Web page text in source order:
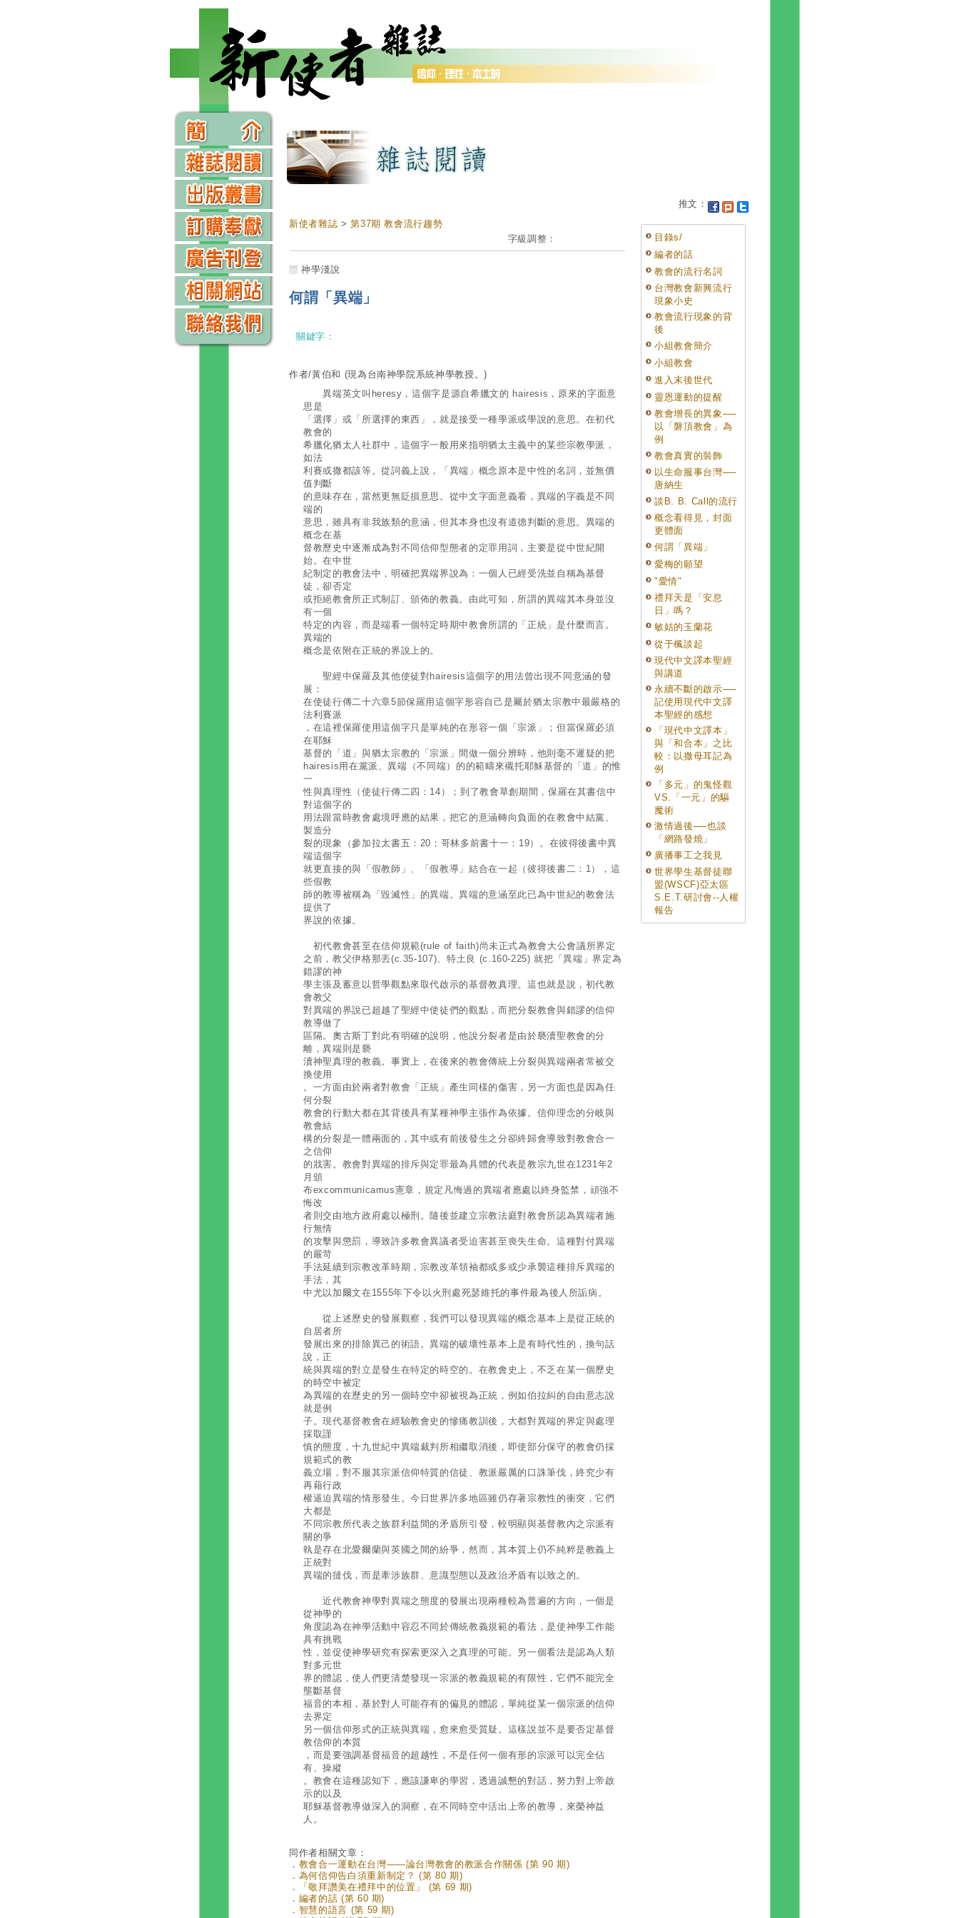
推文：
新使者雜誌 >第37期 教會流行趨勢
字級調整：
神學淺說
何謂「異端」
關鍵字：
作者/黃伯和 (現為台南神學院系統神學教授。)
異端英文叫heresy，這個字是源自希臘文的 hairesis，原來的字面意
思是
「選擇」或「所選擇的東西」，就是接受一種學派或學說的意思。在初代
教會的
希臘化猶太人社群中，這個字一般用來指明猶太主義中的某些宗教學派，
如法
利賽或撒都該等。從詞義上說，「異端」概念原本是中性的名詞，並無價
值判斷
的意味存在，當然更無貶損意思。從中文字面意義看，異端的字義是不同
端的
意思，雖具有非我族類的意涵，但其本身也沒有道德判斷的意思。異端的
概念在基
督教歷史中逐漸成為對不同信仰型態者的定罪用詞，主要是從中世紀開
始。在中世
紀制定的教會法中，明確把異端界說為：一個人已經受洗並自稱為基督
徒，卻否定
或拒絕教會所正式制訂、頒佈的教義。由此可知，所謂的異端其本身並沒
有一個
特定的內容，而是端看一個特定時期中教會所謂的「正統」是什麼而言。
異端的
概念是依附在正統的界說上的。
聖經中保羅及其他使徒對hairesis這個字的用法曾出現不同意涵的發
展：
在使徒行傳二十六章5節保羅用這個字形容自己是屬於猶太宗教中最嚴格的
法利賽派
，在這裡保羅使用這個字只是單純的在形容一個「宗派」；但當保羅必須
在耶穌
基督的「道」與猶太宗教的「宗派」間做一個分辨時，他則毫不遲疑的把
hairesis用在黨派、異端（不同端）的的範疇來襯托耶穌基督的「道」的惟
一
性與真理性（使徒行傳二四：14）；到了教會草創期間，保羅在其書信中
對這個字的
用法跟當時教會處境呼應的結果，把它的意涵轉向負面的在教會中結黨、
製造分
裂的現象（參加拉太書五：20；哥林多前書十一：19）。在彼得後書中異
端這個字
就更直接的與「假教師」、「假教導」結合在一起（彼得後書二：1），這
些假教
師的教導被稱為「毀滅性」的異端。異端的意涵至此已為中世紀的教會法
提供了
界說的依據。
初代教會甚至在信仰規範(rule of faith)尚未正式為教會大公會議所界定
之前，教父伊格那丟(c.35-107)、特土良 (c.160-225) 就把「異端」界定為
錯謬的神
學主張及蓄意以哲學觀點來取代啟示的基督教真理。這也就是說，初代教
會教父
對異端的界說已超越了聖經中使徒們的觀點，而把分裂教會與錯謬的信仰
教導做了
區隔。奧古斯丁對此有明確的說明，他說分裂者是由於褻瀆聖教會的分
離，異端則是褻
瀆神聖真理的教義。事實上，在後來的教會傳統上分裂與異端兩者常被交
換使用
。一方面由於兩者對教會「正統」產生同樣的傷害，另一方面也是因為任
何分裂
教會的行動大都在其背後具有某種神學主張作為依據。信仰理念的分岐與
教會結
構的分裂是一體兩面的，其中或有前後發生之分卻終歸會導致對教會合一
之信仰
的戕害。教會對異端的排斥與定罪最為具體的代表是教宗九世在1231年2
月頒
布excommunicamus憲章，規定凡悔過的異端者應處以終身監禁，頑強不
悔改
者則交由地方政府處以極刑。隨後並建立宗教法庭對教會所認為異端者施
行無情
的攻擊與懲罰，導致許多教會異議者受迫害甚至喪失生命。這種對付異端
的嚴苛
手法延續到宗教改革時期，宗教改革領袖都或多或少承襲這種排斥異端的
手法，其
中尤以加爾文在1555年下令以火刑處死瑟維托的事件最為後人所詬病。
從上述歷史的發展觀察，我們可以發現異端的概念基本上是從正統的
自居者所
發展出來的排除異己的術語。異端的破壞性基本上是有時代性的，換句話
說，正
統與異端的對立是發生在特定的時空的。在教會史上，不乏在某一個歷史
的時空中被定
為異端的在歷史的另一個時空中卻被視為正統，例如伯拉糾的自由意志說
就是例
子。現代基督教會在經驗教會史的慘痛教訓後，大都對異端的界定與處理
採取謹
慎的態度，十九世紀中異端裁判所相繼取消後，即使部分保守的教會仍採
規範式的教
義立場，對不服其宗派信仰特質的信徒、教派嚴厲的口誅筆伐，終究少有
再藉行政
權逼迫異端的情形發生。今日世界許多地區雖仍存著宗教性的衝突，它們
大都是
不同宗教所代表之族群利益間的矛盾所引發，較明顯與基督教內之宗派有
關的爭
執是存在北愛爾蘭與英國之間的紛爭，然而，其本質上仍不純粹是教義上
正統對
異端的撻伐，而是牽涉族群、意識型態以及政治矛盾有以致之的。
近代教會神學對異端之態度的發展出現兩種較為普遍的方向，一個是
從神學的
角度認為在神學活動中容忍不同於傳統教義規範的看法，是使神學工作能
具有挑戰
性，並促使神學研究有探索更深入之真理的可能。另一個看法是認為人類
對多元世
界的體認，使人們更清楚發現一宗派的教義規範的有限性，它們不能完全
壟斷基督
福音的本相，基於對人可能存有的偏見的體認，單純從某一個宗派的信仰
去界定
另一個信仰形式的正統與異端，愈來愈受質疑。這樣說並不是要否定基督
教信仰的本質
，而是要強調基督福音的超越性，不是任何一個有形的宗派可以完全佔
有、操縱
。教會在這種認知下，應該謙卑的學習，透過誠懇的對話，努力對上帝啟
示的以及
耶穌基督教導做深入的洞察，在不同時空中活出上帝的教導，來榮神益
人。
同作者相關文章：
． 教會合一運動在台灣——論台灣教會的教派合作關係 (第 90 期)
． 為何信仰告白須重新制定？ (第 80 期)
．
「敬拜讚美在禮拜中的位置」 (第 69 期)
． 編者的話 (第 60 期)
． 智慧的語言 (第 59 期)
目錄s/
編者的話
教會的流行名詞
台灣教會新興流行
現象小史
教會流行現象的背
後
小組教會簡介
小組教會
進入末後世代
靈恩運動的提醒
教會增長的異象──
以「磐頂教會」為
例
教會真實的裝飾
以生命服事台灣──
唐納生
談B. B. Call的流行
概念看得見，封面
更體面
何謂「異端」
愛梅的願望
"愛情"
禮拜天是「安息
日」嗎？
敏姑的玉蘭花
從于楓談起
現代中文譯本聖經
與講道
永續不斷的啟示──
記使用現代中文譯
本聖經的感想
「現代中文譯本」
與「和合本」之比
較：以撒母耳記為
例
「多元」的鬼怪觀
VS.「一元」的驅
魔術
激情過後──也談
「網路發燒」
廣播事工之我見
世界學生基督徒聯
盟(WSCF)亞太區
S.E.T.研討會--人權
報告